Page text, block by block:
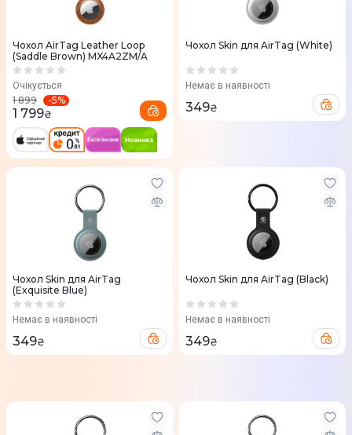
Чохол AirTag Leather Loop
(Saddle Brown) MX4A2ZM/A
Очікується
1 899 -5%
1 799₴
Чохол Skin для AirTag (White)
Немає в наявності
349₴
Чохол Skin для AirTag
(Exquisite Blue)
Немає в наявності
349₴
Чохол Skin для AirTag (Black)
Немає в наявності
349₴